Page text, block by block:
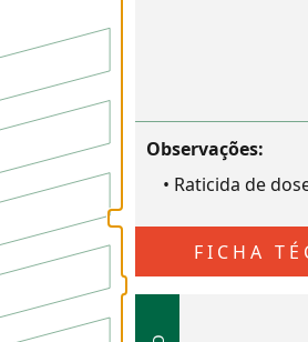
Observações:
• Raticida de
FICHA